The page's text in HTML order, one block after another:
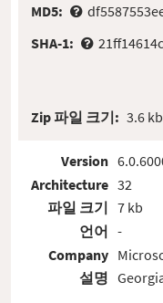
MD5:
SHA-1:
Zip 파일 크기: 3.6 kb
Version
Architecture
파일 크기
언어
Company
설명
32
7 kb
-